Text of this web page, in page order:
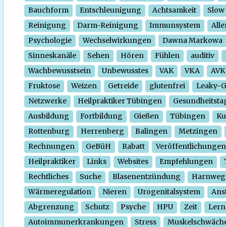
Bauchform
Entschleunigung Achtsamkeit
Slow
Reinigung
Darm-Reinigung Immunsystem
Psychologie
Wechselwirkungen
Dawna Markowa
Sinneskanäle
Sehen Hören Fühlen auditiv
Wachbewusstsein
Unbewusstes VAK VKA
AVK
Fruktose
Weizen Getreide glutenfrei
Leaky-
Netzwerke
Heilpraktiker Tübingen
Ausbildung
Fortbildung Gießen Tübingen
Rottenburg
Herrenberg Balingen
Metzingen
Rechnungen
GeBüH Rabatt
Veröffentlichungen
Heilpraktiker
Links Websites Empfehlungen
Rechtliches
Suche Blasenentzündung
Wärmeregulation
Nieren Urogenitalsystem
Abgrenzung
Schutz Psyche HPU Zeit
Autoimmunerkrankungen
Stress